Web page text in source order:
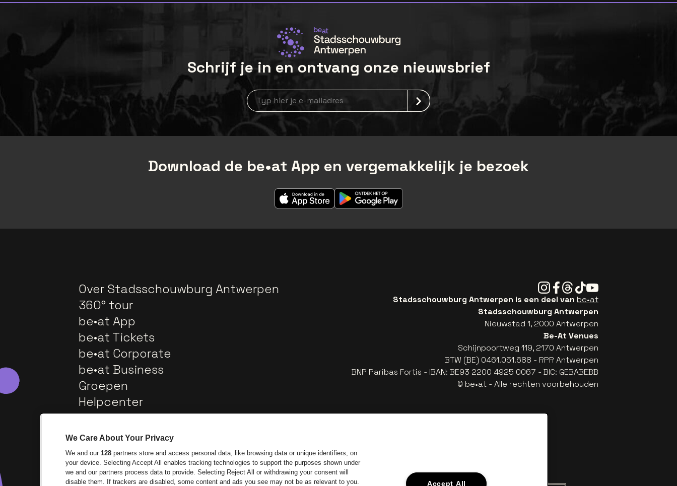
Schrijf je in en ontvang onze nieuwsbrief
Nieuwsbrief aanmelding
Download de be•at App en vergemakkelijk je bezoek
Over Stadsschouwburg Antwerpen
360° tour
be•at App
be•at Tickets
be•at Corporate
be•at Business
Groepen
Helpcenter
Contact
Instagram
Facebook
Threads
TiktokYoutube
Stadsschouwburg Antwerpen is een deel van be•at
Stadsschouwburg Antwerpen
Nieuwstad 1, 2000 Antwerpen
Be-At Venues
Schijnpoortweg 119, 2170 Antwerpen
BTW (BE) 0461.051.688 - RPR Antwerpen
BNP Paribas Fortis - IBAN: BE93 2200 4925 0067 - BIC: GEBABEBB
© be•at - Alle rechten voorbehouden
We Care About Your Privacy
We and our 128 partners store and access personal data, like browsing data or unique identifiers, on
your device. Selecting Accept All enables tracking technologies to support the purposes shown under
we and our partners process data to provide. Selecting Reject All or withdrawing your consent will
disable them. If trackers are disabled, some content and ads you see may not be as relevant to you.
Accept All